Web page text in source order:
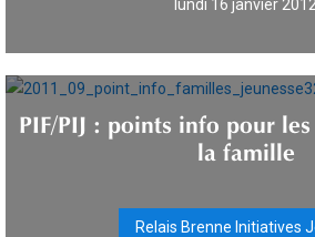
lundi 16 janvier 2012
PIF/PIJ : points info pour
la famille
Relais Brenne Initiatives